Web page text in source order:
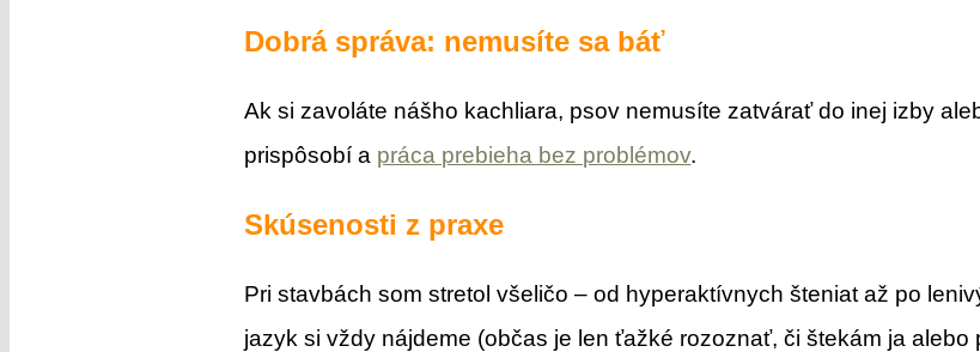
Dobrá správa: nemusíte sa báť
Ak si zavoláte nášho kachliara, psov nemusíte zatvárať do inej izby
prispôsobí a práca prebieha bez problémov.
Skúsenosti z praxe
Pri stavbách som stretol všeličo – od hyperaktívnych šteniat až po
jazyk si vždy nájdeme (občas je len ťažké rozoznať, či štekám ja